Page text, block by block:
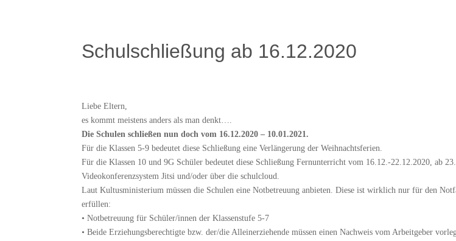
Schulschließung ab 16.12.2020
Liebe Eltern,
es kommt meistens anders als man denkt….
Die Schulen schließen nun doch vom 16.12.2020 – 10.01.2021.
Für die Klassen 5-9 bedeutet diese Schließung eine Verlängerung der Weihnachtsferien.
Für die Klassen 10 und 9G Schüler bedeutet diese Schließung Fernunterricht vom 16.12.-22.12.2020, ab
Videokonferenzsystem Jitsi und/oder über die schulcloud.
Laut Kultusministerium müssen die Schulen eine Notbetreuung anbieten. Diese ist wirklich nur für den
erfüllen:
• Notbetreuung für Schüler/innen der Klassenstufe 5-7
• Beide Erziehungsberechtigte bzw. der/die Alleinerziehende müssen einen Nachweis vom Arbeitgeber